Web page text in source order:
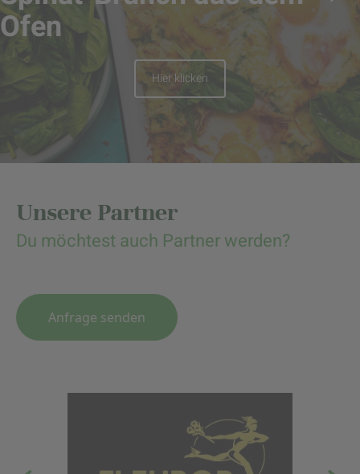
Unsere Partner
Du möchtest auch Partner werden?
Anfrage senden